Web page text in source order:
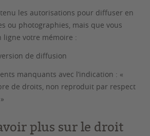
les autorisations pour diffuser en
ou photographies, mais que vous
votre mémoire :
de diffusion
manquants avec l’indication : «
de droits, non reproduit par respect
plus sur le droit